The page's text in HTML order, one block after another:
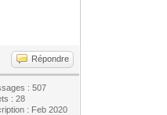
Répondre
: 507
: 28
: Feb 2020